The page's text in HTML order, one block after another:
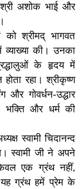
श्री अशोक भाई और
श्रीमद् भागवत
व्याख्या की। उनका
के हृदय में
रहा। श्रीकृष्ण
गोवर्धन-उद्धार
भक्ति और धर्म की
स्वामी चिदानन्द
स्वामी जी ने अपने
एक ग्रंथ नहीं,
ग्रंथ हमें प्रेम के